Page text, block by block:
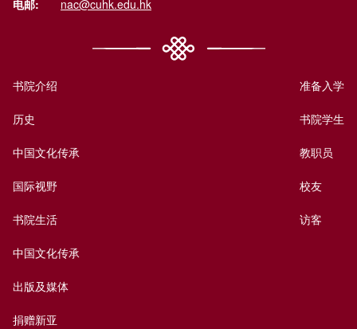
电邮: nac@cuhk.edu.hk
书院介绍
历史
中国文化传承
国际视野
书院生活
中国文化传承
出版及媒体
捐赠新亚
准备入学
书院学生
教职员
校友
访客